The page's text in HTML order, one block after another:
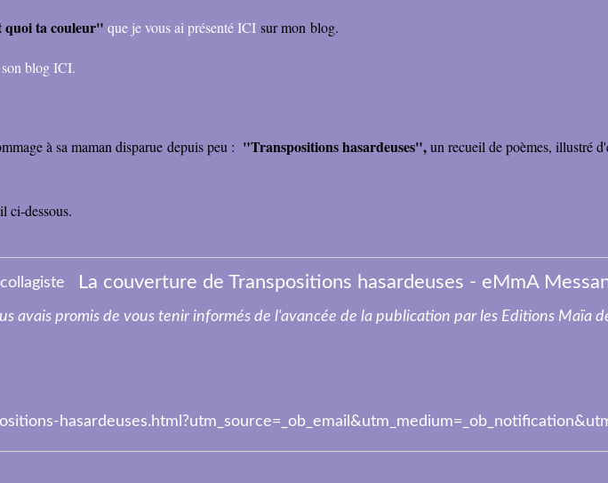
quoi ta couleur" que je vous ai présenté ICI sur mon blog.
blog ICI.
à sa maman disparue depuis peu : "Transpositions hasardeuses",un recueil de poèmes, illustré
ci-dessous.
La couverture de Transpositions hasardeuses - eMmA
avais promis de vous tenir informés de l'avancée de la publication par les Editions Maïa